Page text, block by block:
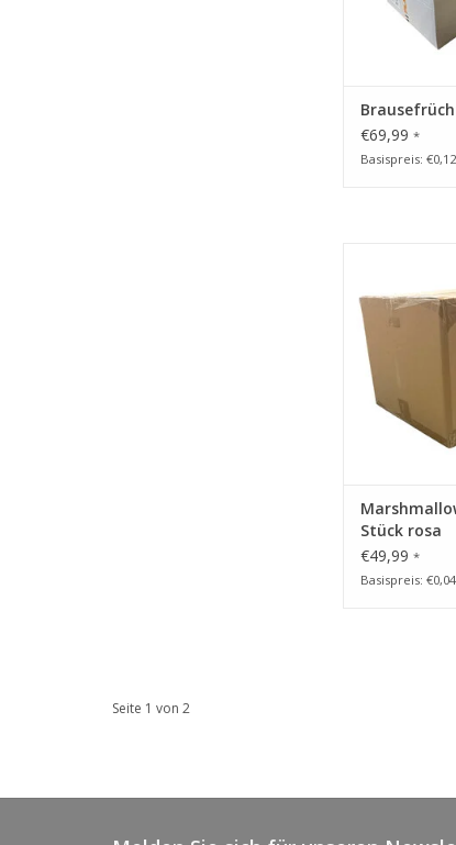
€69,99 *
Basispreis:
in
PLAY 5
ZUM
Stück rosa
€49,99 *
Basispreis:
Seite 1 von 2